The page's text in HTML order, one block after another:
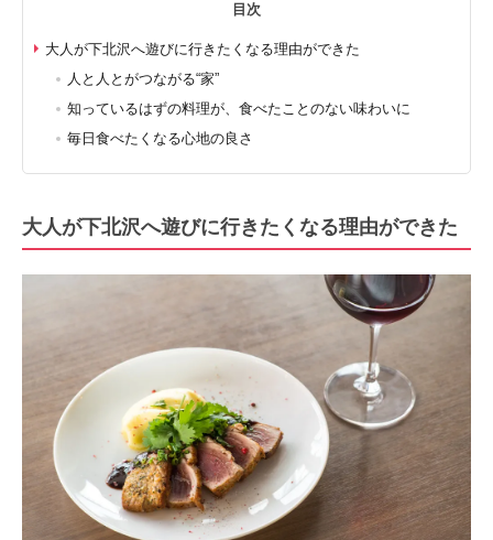
目次
大人が下北沢へ遊びに行きたくなる理由ができた
人と人とがつながる“家”
知っているはずの料理が、食べたことのない味わいに
毎日食べたくなる心地の良さ
大人が下北沢へ遊びに行きたくなる理由ができた